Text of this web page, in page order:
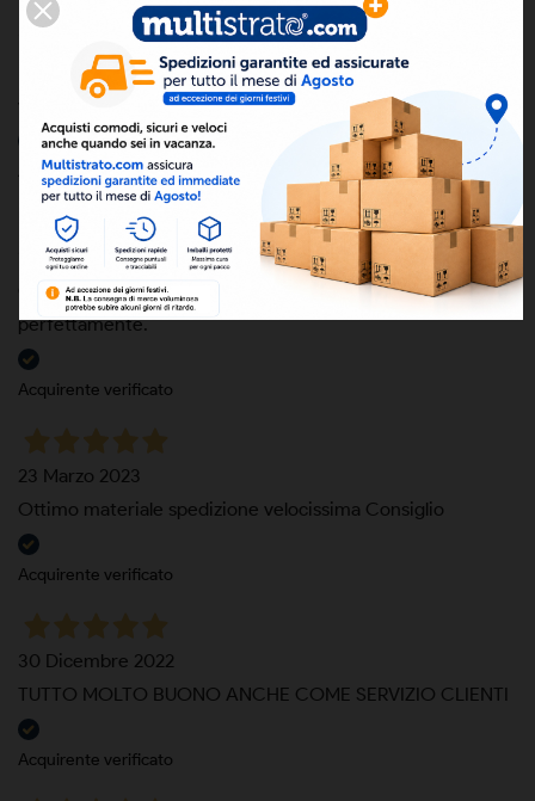
10 Dicembre 2024
Prodotto come da descrizione. Ottima qualità e spedizione
veloce
Acquirente verificato
16 Settembre 2024
Ottimo prodotto, come da aspettative. Imballato
perfettamente.
Acquirente verificato
23 Marzo 2023
Ottimo materiale spedizione velocissima Consiglio
Acquirente verificato
30 Dicembre 2022
TUTTO MOLTO BUONO ANCHE COME SERVIZIO CLIENTI
Acquirente verificato